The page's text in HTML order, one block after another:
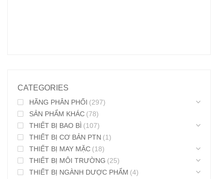
CATEGORIES
HÃNG PHÂN PHỐI (297)
SẢN PHẨM KHÁC (78)
THIẾT BỊ BAO BÌ (107)
THIẾT BỊ CƠ BẢN PTN (1)
THIẾT BỊ MAY MẶC (18)
THIẾT BỊ MÔI TRƯỜNG (25)
THIẾT BỊ NGÀNH DƯỢC PHẨM (4)